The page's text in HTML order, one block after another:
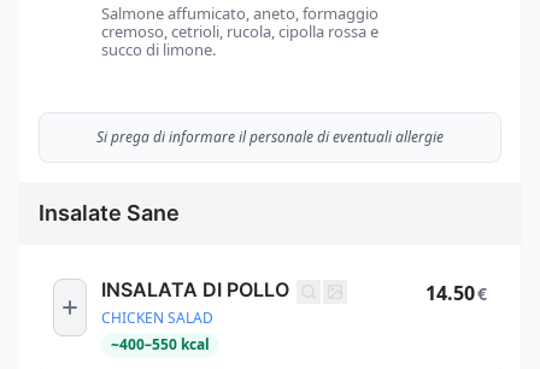
Salmone affumicato, aneto, formaggio
cremoso, cetrioli, rucola, cipolla rossa e
succo di limone.
Si prega di informare il personale di eventuali allergie
Insalate Sane
INSALATA DI POLLO
CHICKEN SALAD
~400–550 kcal
14.50€